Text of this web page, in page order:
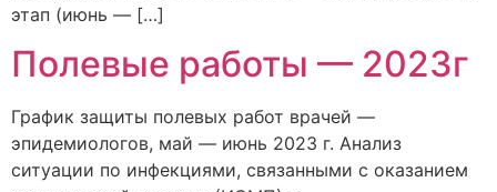
этап (июнь — […]
Полевые работы — 2023г
График защиты полевых работ врачей —
эпидемиологов, май — июнь 2023 г. Анализ
ситуации по инфекциями, связанными с оказанием